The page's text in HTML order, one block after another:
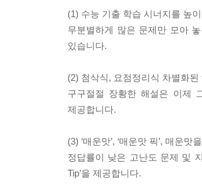
(1) 수능 기출 학습 시너지를 높
무분별하게 많은 문제만 모아
있습니다.
(2) 첨삭식, 요점정리식 차별화된
구구절절 장황한 해설은 이제
제공합니다.
(3) ‘매운맛’, ‘매운맛 픽’, 매운맛
정답률이 낮은 고난도 문제 및
Tip’을 제공합니다.